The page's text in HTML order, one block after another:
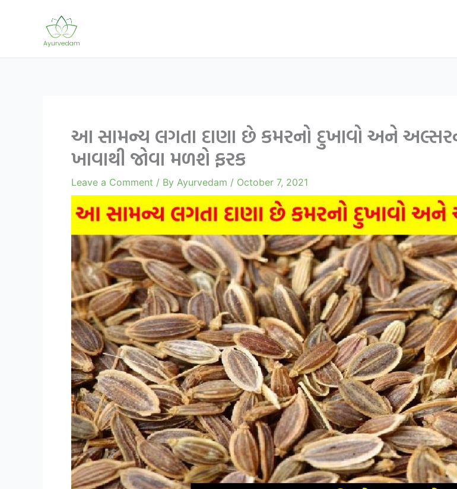
આ સામન્ય લગતા દાણા છે કમરનો દુખાવો અને
ખાવાથી જોવા મળશે ફરક
Leave a Comment / By Ayurvedam / October 7, 2021